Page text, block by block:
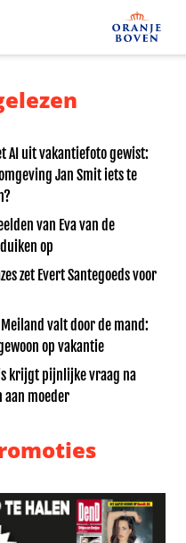
AI uit vakantiefoto gewist:
Jan Smit iets te
van Eva van de
op
zet Evert Santegoeds voor
valt door de mand:
op vakantie
krijgt pijnlijke vraag na
aan moeder